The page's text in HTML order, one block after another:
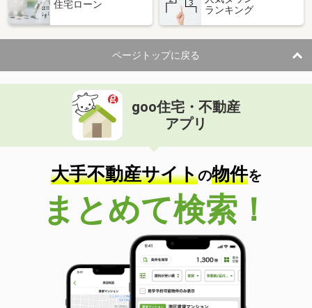
住宅ローン
ランキング
ページトップに戻る
goo住宅・不動産
アプリ
大手不動産サイトの物件を
まとめて検索！